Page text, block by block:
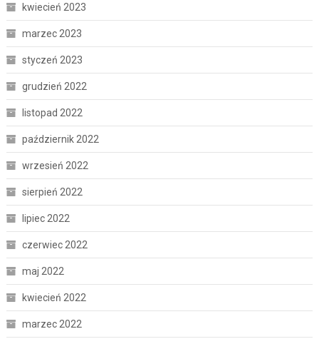
kwiecień 2023
marzec 2023
styczeń 2023
grudzień 2022
listopad 2022
październik 2022
wrzesień 2022
sierpień 2022
lipiec 2022
czerwiec 2022
maj 2022
kwiecień 2022
marzec 2022